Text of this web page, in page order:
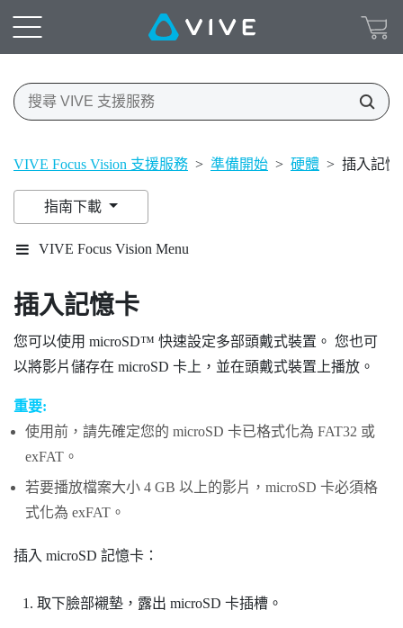
VIVE Focus Vision 支援服務 > 準備開始 > 硬體 > 插入記憶
指南下載
VIVE Focus Vision Menu
插入記憶卡
您可以使用 microSD™ 快速設定多部頭戴式裝置。 您也可
以將影片儲存在 microSD 卡上，並在頭戴式裝置上播放。
重要:
使用前，請先確定您的 microSD 卡已格式化為 FAT32 或
exFAT。
若要播放檔案大小 4 GB 以上的影片， microSD 卡必須格
式化為 exFAT。
插入 microSD 記憶卡：
取下臉部襯墊，露出 microSD 卡插槽。